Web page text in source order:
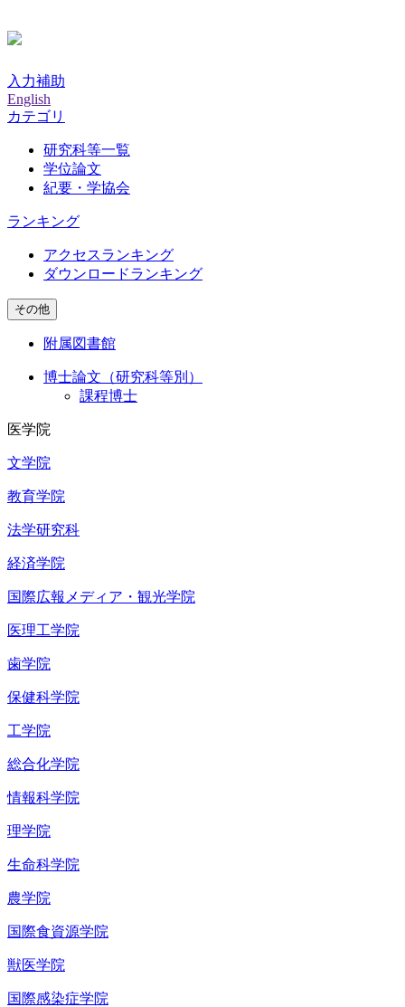
入力補助
English
カテゴリ
研究科等一覧
学位論文
紀要・学協会
ランキング
アクセスランキング
ダウンロードランキング
その他
附属図書館
博士論文（研究科等別）
課程博士
医学院
文学院
教育学院
法学研究科
経済学院
国際広報メディア・観光学院
医理工学院
歯学院
保健科学院
工学院
総合化学院
情報科学院
理学院
生命科学院
農学院
国際食資源学院
獣医学院
国際感染症学院